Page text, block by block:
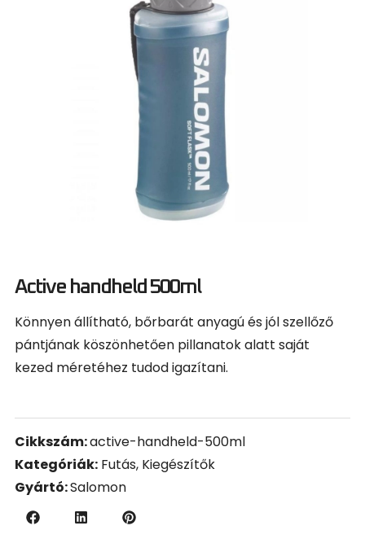
Active handheld 500ml
Könnyen állítható, bőrbarát anyagú és jól szellőző
pántjának köszönhetően pillanatok alatt saját
kezed méretéhez tudod igazítani.
Cikkszám:active-handheld-500ml
Kategóriák: Futás, Kiegészítők
Gyártó:Salomon